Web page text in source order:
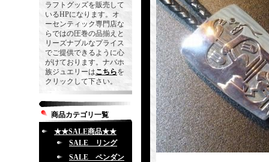
ラフトグッズを販売して
いるHPになります。オ
ーセンティック専門店な
らではの圧巻の品揃えと
リーズナブルなプライス
でご提供できるように心
がけております。ナバホ
族ジュエリーはこちらを
クリックして下さい。
商品カテゴリ一覧
★★SALE商品★★
SALE リング
SALE ペンダン